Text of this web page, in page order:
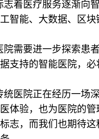
着医疗服务逐渐向
智能、大数据、区
需要进一步探索患
支持的智能医院，
医院正在经历一场
体验，也为医院的
志，而我们也期待